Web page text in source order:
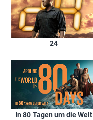
24
In 80 Tagen um die Welt